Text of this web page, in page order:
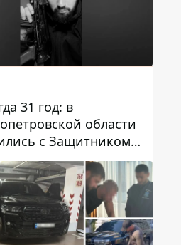
31 год: в
области
с Защитником
Репиным